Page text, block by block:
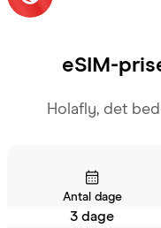
eSIM-
Holafly, det
Antal dage
3 dage